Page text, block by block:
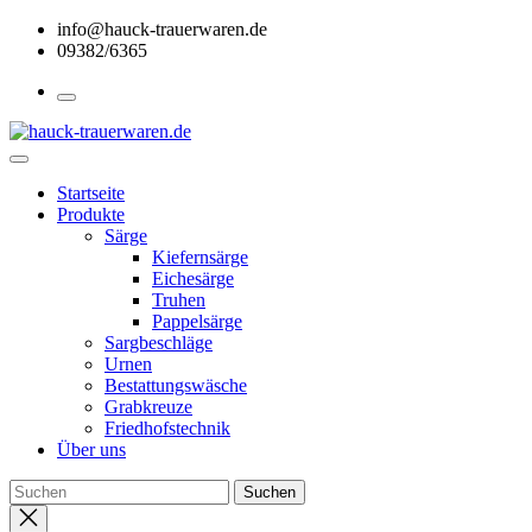
Skip
content
info@hauck-trauerwaren.de
09382/6365
Startseite
Produkte
Särge
Kiefernsärge
Eichesärge
Truhen
Pappelsärge
Sargbeschläge
Urnen
Bestattungswäsche
Grabkreuze
Friedhofstechnik
Über uns
Close